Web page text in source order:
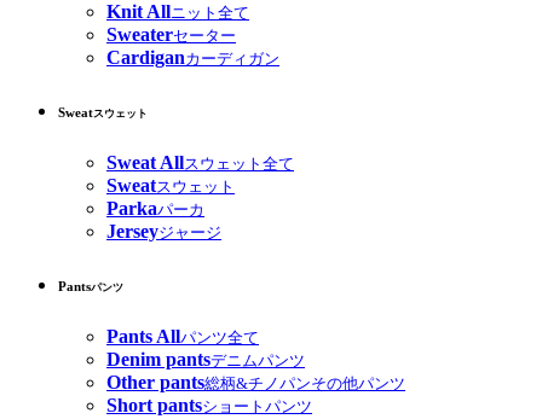
Knit Allニット全て
Sweaterセーター
Cardiganカーディガン
Sweatスウェット
Sweat Allスウェット全て
Sweatスウェット
Parkaパーカ
Jerseyジャージ
Pantsパンツ
Pants Allパンツ全て
Denim pantsデニムパンツ
Other pants総柄&チノパンその他パンツ
Short pantsショートパンツ